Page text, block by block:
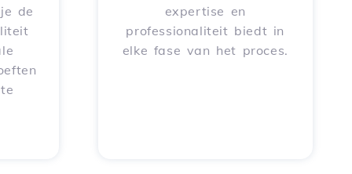
de
expertise en
professionaliteit biedt in
elke fase van het proces.